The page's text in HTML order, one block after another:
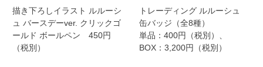
描き下ろしイラスト ルルーシ
ュ バースデーver. クリックゴ
ールド ボールペン 450円
（税別）
トレーディング ルルーシュ
缶バッジ（全8種）
単品：400円（税別）、
BOX：3,200円（税別）